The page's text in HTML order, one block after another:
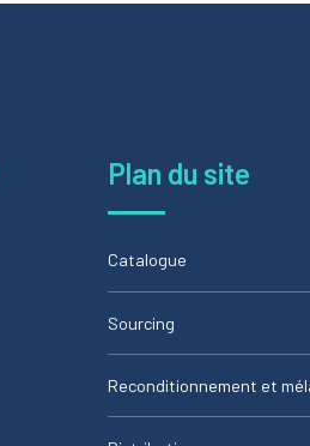
Plan du site
Catalogue
Sourcing
Reconditionnement et